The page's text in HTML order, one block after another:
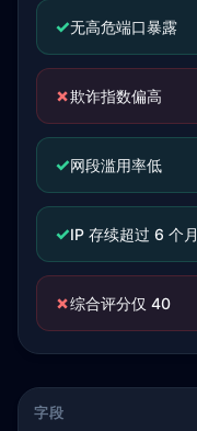
✓无高危端口暴露
✗欺诈指数偏高
✓网段滥用率低
✓IP 存续超过 6 个月
✗综合评分仅 40
字段